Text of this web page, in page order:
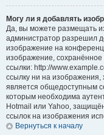
Могу ли я добавлять
Да, вы можете размещать
администратор разрешил
изображение на
изображение,
ссылки: http://
ссылку ни на
является общедоступным
которым необходима
Hotmail или Yahoo,
ссылок на изображения
Вернуться к началу